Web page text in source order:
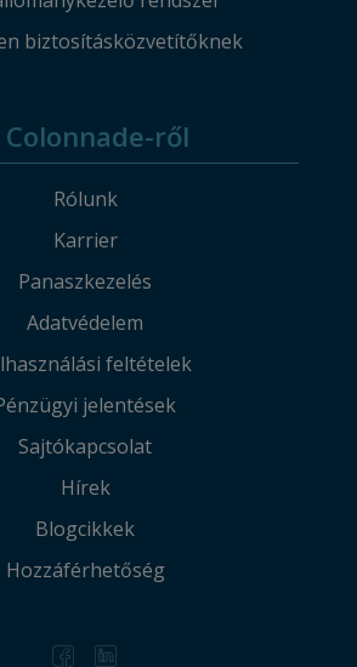
biztosításközvetítőknek
Colonnade-ről
Rólunk
Karrier
Panaszkezelés
Adatvédelem
feltételek
jelentések
Sajtókapcsolat
Hírek
Blogcikkek
Hozzáférhetőség